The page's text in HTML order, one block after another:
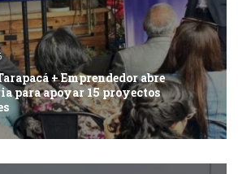
+ Emprendedor abre
para apoyar 15 proyectos